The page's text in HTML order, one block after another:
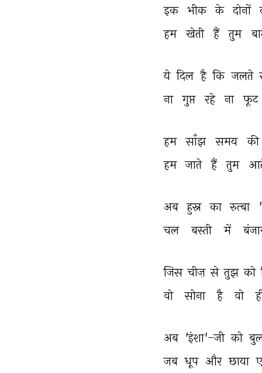
इक भीक के दोनों
हम खेती हैं तुम
ये दिल है कि जलते
ना गुप्त रहे ना फूट
हम साँझ समय की
हम जाते हैं तुम
अब हुस्न का रुत्बा
चल
बस्ती में
जिस चीज़ से तुझ को
वो
सोना है वो
अब 'इंशा'-जी को
जब धूप और छाया